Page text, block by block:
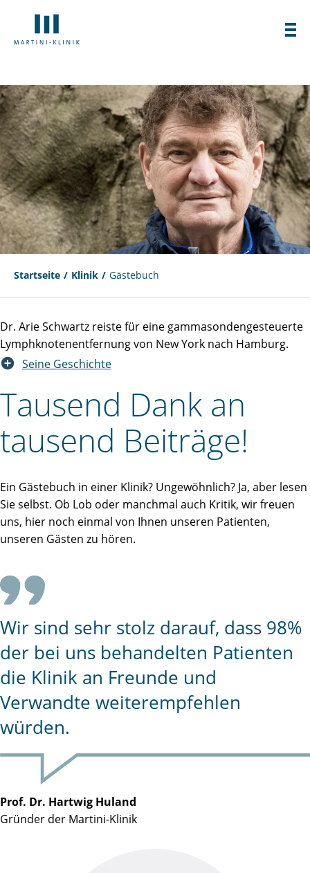
Startseite Klinik Gästebuch
Dr. Arie Schwartz reiste für eine gammasondengesteuerte
Lymphknotenentfernung von New York nach Hamburg.
Seine Geschichte
Tausend Dank an
tausend Beiträge!
Ein Gästebuch in einer Klinik? Ungewöhnlich? Ja, aber lesen
Sie selbst. Ob Lob oder manchmal auch Kritik, wir freuen
uns, hier noch einmal von Ihnen unseren Patienten,
unseren Gästen zu hören.
Wir sind sehr stolz darauf, dass 98%
der bei uns behandelten Patienten
die Klinik an Freunde und
Verwandte weiterempfehlen
würden.
Prof. Dr. Hartwig Huland
Gründer der Martini-Klinik